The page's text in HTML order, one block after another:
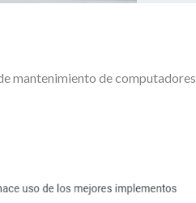
mantenimiento de computadores